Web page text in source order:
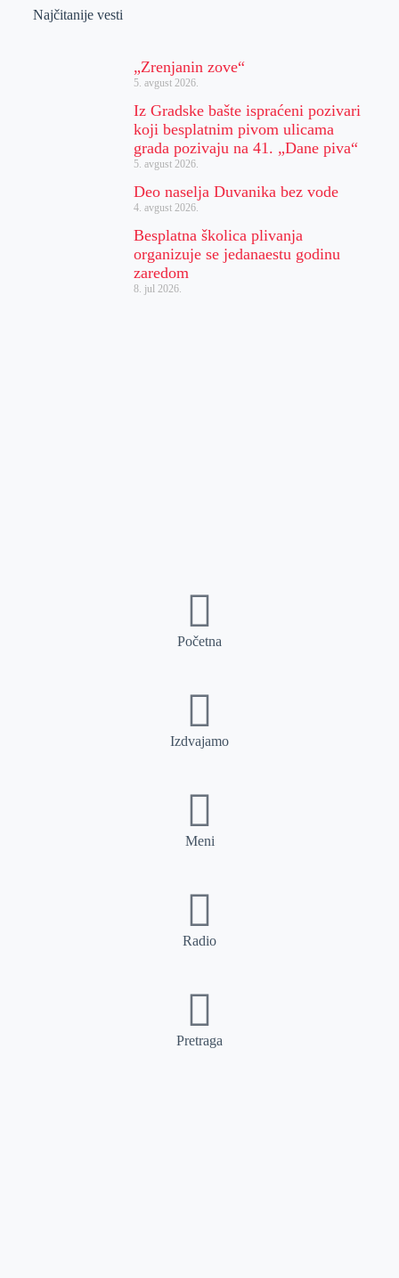
Najčitanije vesti
„Zrenjanin zove“
5. avgust 2026.
Iz Gradske bašte ispraćeni pozivari
koji besplatnim pivom ulicama
grada pozivaju na 41. „Dane piva“
5. avgust 2026.
Deo naselja Duvanika bez vode
4. avgust 2026.
Besplatna školica plivanja
organizuje se jedanaestu godinu
zaredom
8. jul 2026.
Početna
Izdvajamo
Meni
Radio
Pretraga